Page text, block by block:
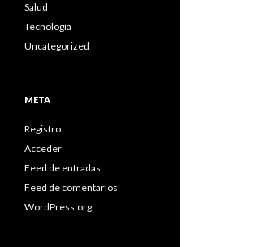
Salud
Tecnología
Uncategorized
META
Registro
Acceder
Feed de entradas
Feed de comentarios
WordPress.org